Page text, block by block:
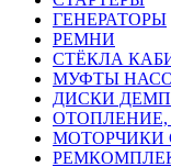
ГЕНЕРАТОРЫ
РЕМНИ
СТЁКЛА
МУФТЫ
ДИСКИ
МОТОРЧИКИ